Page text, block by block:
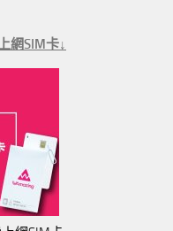
網SIM卡↓